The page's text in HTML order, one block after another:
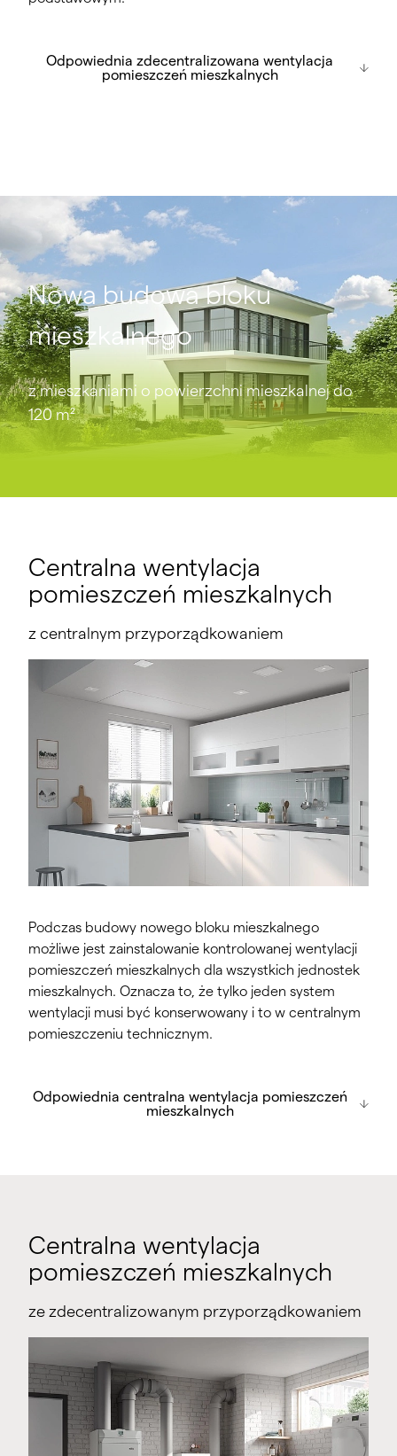
wentylacja pomieszczeń mieszkalnych
x studzienka D11 Wentylator rewersyjny
x studzienka D12 Wentylator rewersyjny
studzienka D13 Wentylator rewersyjny
Odpowiednia zdecentralizowana wentylacja
pomieszczeń mieszkalnych
Nowa budowa bloku
mieszkalnego
z mieszkaniami o powierzchni mieszkalnej do
120 m²
Centralna wentylacja
pomieszczeń mieszkalnych
z centralnym przyporządkowaniem
Podczas budowy nowego bloku mieszkalnego
możliwe jest zainstalowanie kontrolowanej wentylacji
pomieszczeń mieszkalnych dla wszystkich jednostek
mieszkalnych. Oznacza to, że tylko jeden system
wentylacji musi być konserwowany i to w centralnym
pomieszczeniu technicznym.
pomieszczeń mieszkalnych
Odpowiednia centralna wentylacja pomieszczeń
mieszkalnych
Centralna wentylacja
pomieszczeń mieszkalnych
ze zdecentralizowanym przyporządkowaniem